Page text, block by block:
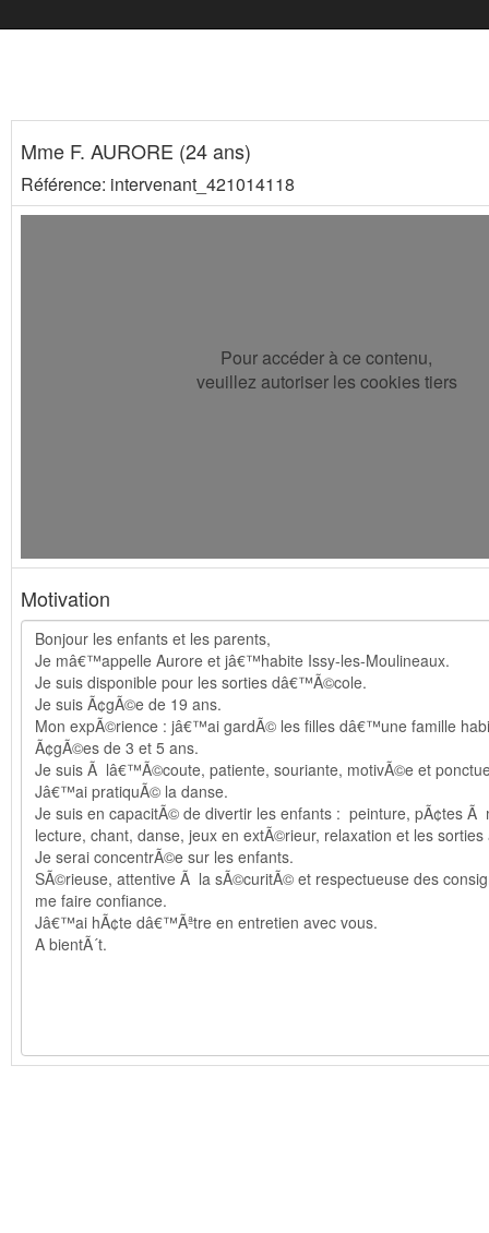
Mme F. AURORE (24 ans)
Référence: intervenant_421014118
Pour accéder à ce contenu,
veuillez autoriser les cookies tiers
Motivation